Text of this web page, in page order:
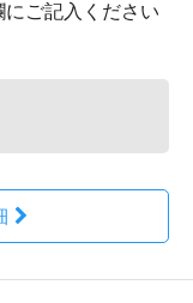
ご記入ください